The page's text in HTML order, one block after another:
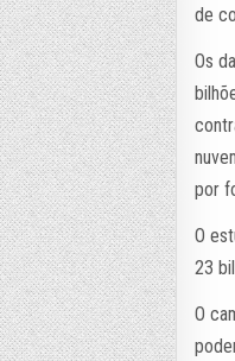
de
Os
por
O
23
O